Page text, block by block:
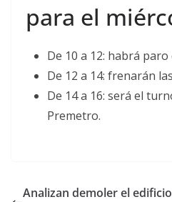
para el
De 10 a 12: habrá paro
De 12 a 14: frenarán
De 14 a 16: será el
Premetro.
Analizan demoler el